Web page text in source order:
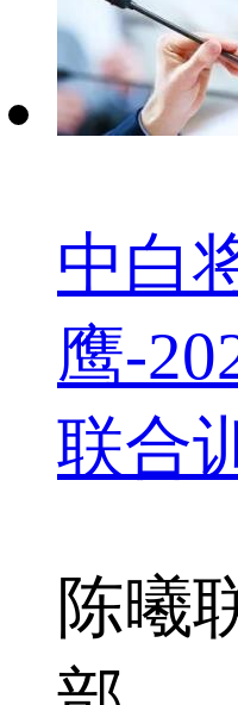
中白
鹰-
联合
陈曦